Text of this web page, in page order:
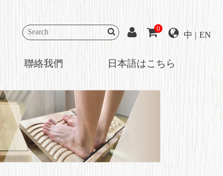
中 | EN
0
聯絡我們 日本語はこちら